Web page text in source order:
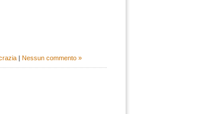
| Nessun commento »